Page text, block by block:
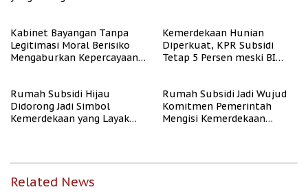
Kabinet Bayangan Tanpa
Legitimasi Moral Berisiko
Mengaburkan Kepercayaan
Kemerdekaan Hunian
Diperkuat, KPR Subsidi
Tetap 5 Persen meski BI
Rumah Subsidi Hijau
Didorong Jadi Simbol
Kemerdekaan yang Layak
Rumah Subsidi Jadi Wujud
Komitmen Pemerintah
Mengisi Kemerdekaan
Related News